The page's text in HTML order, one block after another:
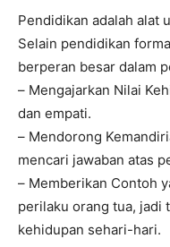
Pendidikan adalah alat
Selain pendidikan
berperan besar dalam
– Mengajarkan Nilai
dan empati.
– Mendorong
mencari jawaban atas
– Memberikan Contoh
perilaku orang tua, jadi
kehidupan sehari-hari.